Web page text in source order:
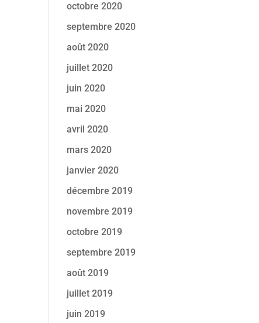
octobre 2020
septembre 2020
août 2020
juillet 2020
juin 2020
mai 2020
avril 2020
mars 2020
janvier 2020
décembre 2019
novembre 2019
octobre 2019
septembre 2019
août 2019
juillet 2019
juin 2019